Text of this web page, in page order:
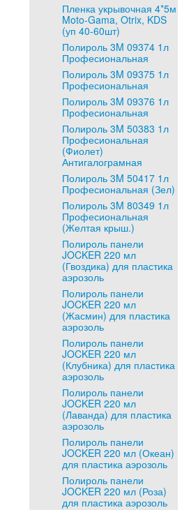
Пленка укрывочная 4*5м
Moto-Gama, Otrix, KDS
(уп 40-60шт)
Полироль 3M 09374 1л
Професиональная
Полироль 3M 09375 1л
Професиональная
Полироль 3M 09376 1л
Професиональная
Полироль 3M 50383 1л
Професиональная
(Фиолет)
Антигалограмная
Полироль 3M 50417 1л
Професиональная (Зел)
Полироль 3M 80349 1л
Професиональная
(Желтая крыш.)
Полироль панели
JOCKER 220 мл
(Гвоздика) для пластика
аэрозоль
Полироль панели
JOCKER 220 мл
(Жасмин) для пластика
аэрозоль
Полироль панели
JOCKER 220 мл
(Клубника) для пластика
аэрозоль
Полироль панели
JOCKER 220 мл
(Лаванда) для пластика
аэрозоль
Полироль панели
JOCKER 220 мл (Океан)
для пластика аэрозоль
Полироль панели
JOCKER 220 мл (Роза)
для пластика аэрозоль